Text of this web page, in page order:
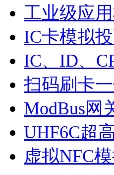
工业级应
IC卡模拟
IC、ID、
扫码刷卡
ModBus网
UHF6C超
虚拟NFC